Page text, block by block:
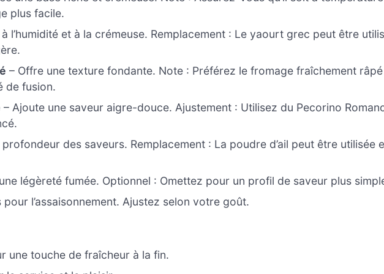
plus facile.
l’humidité et à la crémeuse. Remplacement : Le yaourt grec peut être
– Offre une texture fondante. Note : Préférez le fromage fraîchement râpé
de fusion.
– Ajoute une saveur aigre-douce. Ajustement : Utilisez du Pecorino
des saveurs. Remplacement : La poudre d’ail peut être utilisée
légèreté fumée. Optionnel : Omettez pour un profil de saveur plus
pour l’assaisonnement. Ajustez selon votre goût.
une touche de fraîcheur à la fin.